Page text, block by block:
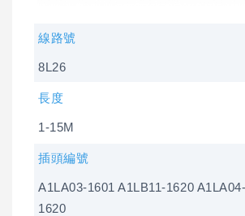
線路號
8L26
長度
1-15M
插頭編號
A1LA03-1601 A1LB11-1620
1620